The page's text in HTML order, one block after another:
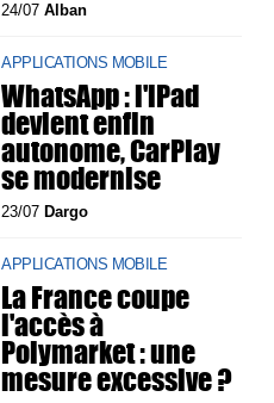
24/07Alban
APPLICATIONS MOBILE
WhatsApp : l'iPad
devient enfin
autonome, CarPlay
se modernise
23/07 Dargo
APPLICATIONS MOBILE
La France coupe
l'accès à
Polymarket : une
mesure excessive ?